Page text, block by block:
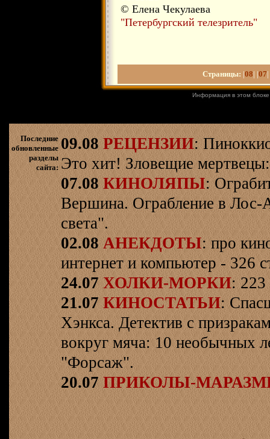
© Елена Чекулаева
"Петербургский телезритель"
Страницы: |08| |07
Информация в этом
Последние
обновленные
разделы
сайта:
09.08 РЕЦЕНЗИИ:
Это хит! Зловещие
07.08 КИНОЛЯПЫ:
Вершина. Ограбление в Лос-
света".
02.08 АНЕКДОТЫ: про
интернет и компьютер - 326
24.07 ХОЛКИ-МОРКИ: 223
21.07 КИНОСТАТЬИ:
Хэнкса. Детектив с
вокруг мяча: 10 необычных
"Форсаж".
20.07 ПРИКОЛЫ-